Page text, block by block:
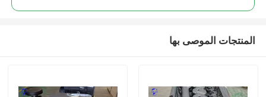
المنتجات الموصى بها